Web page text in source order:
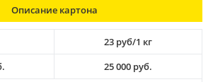
Описание картона
23 руб/1 кг
25 000 руб.